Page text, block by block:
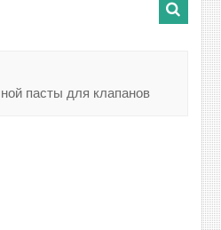
пасты для клапанов